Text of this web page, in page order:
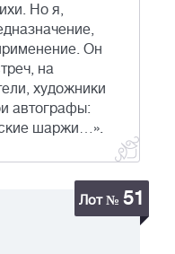
Но я,
Он
на
художники
автографы:
шаржи…».
Лот № 51